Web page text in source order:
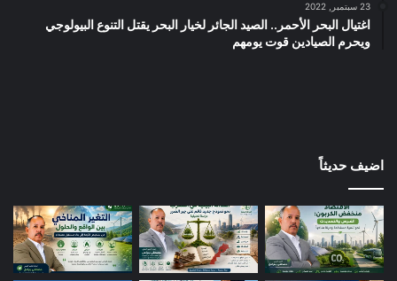
23 سبتمبر, 2022
اغتيال البحر الأحمر.. الصيد الجائر لخيار البحر يقتل التنوع البيولوجي
ويحرم الصيادين قوت يومهم
اضيف حديثاً